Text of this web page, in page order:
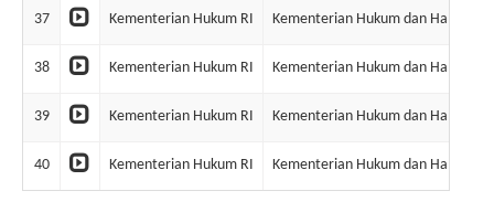
37 Kementerian Hukum RI Kementerian Hukum dan Ham RI
38 Kementerian Hukum RI Kementerian Hukum dan Ham RI
39 Kementerian Hukum RI Kementerian Hukum dan Ham RI
40 Kementerian Hukum RI Kementerian Hukum dan Ham RI